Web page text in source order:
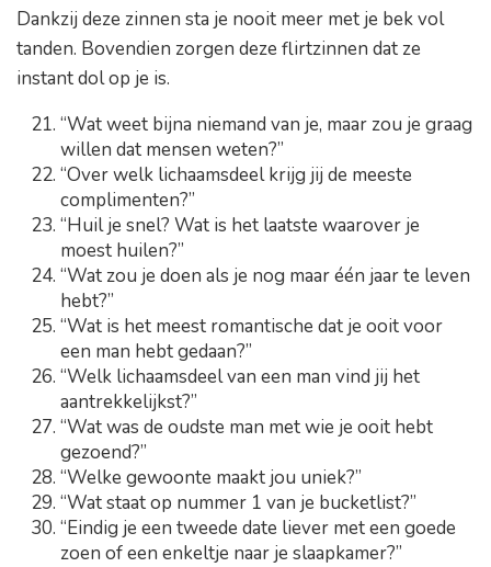
Dankzij deze zinnen sta je nooit meer met je bek vol
tanden. Bovendien zorgen deze flirtzinnen dat ze
instant dol op je is.
“Wat weet bijna niemand van je, maar zou je graag
willen dat mensen weten?”
“Over welk lichaamsdeel krijg jij de meeste
complimenten?”
“Huil je snel? Wat is het laatste waarover je
moest huilen?”
“Wat zou je doen als je nog maar één jaar te leven
hebt?”
“Wat is het meest romantische dat je ooit voor
een man hebt gedaan?”
“Welk lichaamsdeel van een man vind jij het
aantrekkelijkst?”
“Wat was de oudste man met wie je ooit hebt
gezoend?”
“Welke gewoonte maakt jou uniek?”
“Wat staat op nummer 1 van je bucketlist?”
“Eindig je een tweede date liever met een goede
zoen of een enkeltje naar je slaapkamer?”